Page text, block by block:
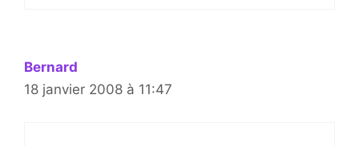
Bernard
18 janvier 2008 à 11:47